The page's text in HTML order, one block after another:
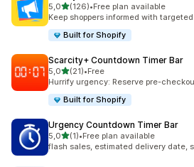
5,0de 5 estrelas
(126)
126 total de avaliações
•Free plan available
Keep shoppers informed with
Built for Shopify
Scarcity+ Countdown Timer Bar
5,0de 5 estrelas
(21)
21 total de avaliações
•Free
Hurrify urgency: Reserve pre-
Built for Shopify
Urgency Countdown Timer Bar
5,0de 5 estrelas
(1)
1 total de avaliações
•Free plan available
flash sales, estimated delivery date,